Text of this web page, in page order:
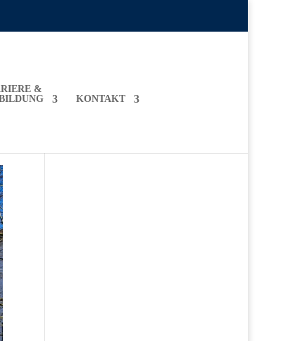
&
KONTAKT